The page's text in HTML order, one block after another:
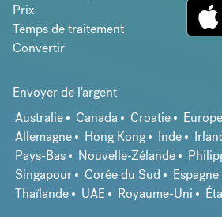
Prix
Temps de traitement
Convertir
Envoyer de l'argent
Australie
Canada Croatie Europe
Allemagne
Hong Kong Inde
Pays-Bas
Nouvelle-Zélande
Singapour
Corée du Sud Espagne
Thaïlande
UAE Royaume-Uni